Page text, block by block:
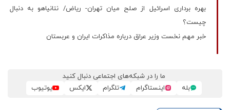
بهره برداری اسرائیل از صلح میان تهران- ریاض/ نتانیاهو به دنبال
چیست؟
خبر مهم نخست وزیر عراق درباره مذاکرات ایران و عربستان
ما را در شبکه‌های اجتماعی دنبال کنید
بله
اینستاگرام تلگرام ایکس یوتیوب